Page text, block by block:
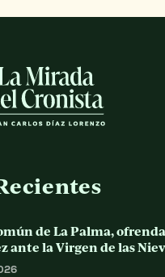
de La Palma,
ante la Virgen de las